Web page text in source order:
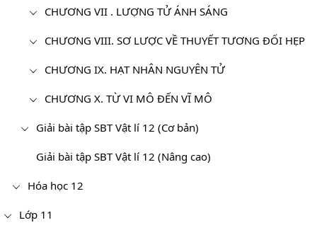
CHƯƠNG VII . LƯỢNG TỬ ÁNH SÁNG
CHƯƠNG VIII. SƠ LƯỢC VỀ THUYẾT TƯƠNG ĐỐI HẸP
CHƯƠNG IX. HẠT NHÂN NGUYÊN TỬ
CHƯƠNG X. TỪ VI MÔ ĐẾN VĨ MÔ
Giải bài tập SBT Vật lí 12 (Cơ bản)
Giải bài tập SBT Vật lí 12 (Nâng cao)
Hóa học 12
Lớp 11